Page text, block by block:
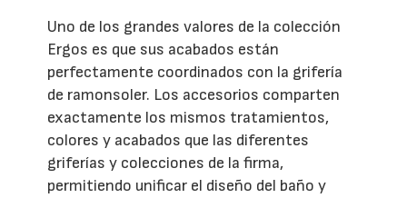
Uno de los grandes valores de la colección
Ergos es que sus acabados están
perfectamente coordinados con la grifería
de ramonsoler. Los accesorios comparten
exactamente los mismos tratamientos,
colores y acabados que las diferentes
griferías y colecciones de la firma,
permitiendo unificar el diseño del baño y